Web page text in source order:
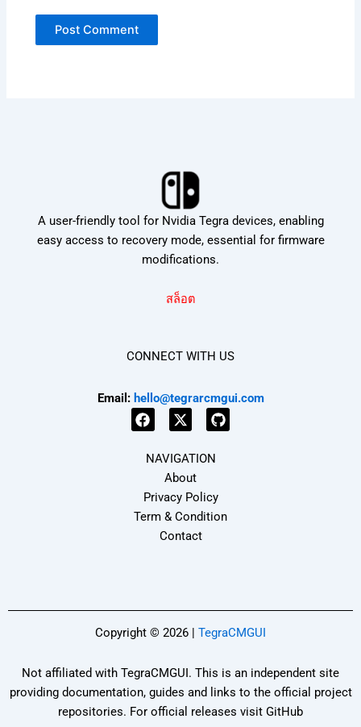
A user-friendly tool for Nvidia Tegra devices, enabling
easy access to recovery mode, essential for firmware
modifications.
สล็อต
CONNECT WITH US
Email: hello@tegrarcmgui.com
F
c
b
o
X
t
w
i
t
t
e
G
u
NAVIGATION
About
Privacy Policy
Term & Condition
Contact
Copyright © 2026 | TegraCMGUI
Not affiliated with TegraCMGUI. This is an independent site
providing documentation, guides and links to the official project
repositories. For official releases visit GitHub